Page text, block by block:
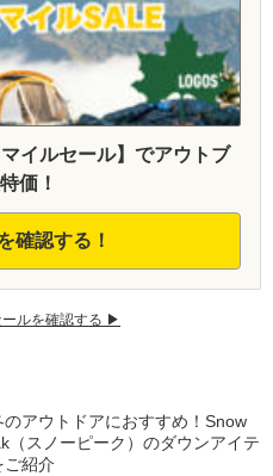
イルセール】でアウトブ
価！
確認する！
ルを確認する ▶︎
のアウトドアにおすすめ！Snow
（スノーピーク）のダウンアイテ
ご紹介